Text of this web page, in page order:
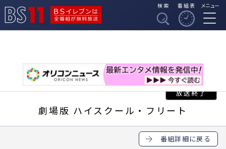
BSイレブンは全番組
検索 番組表 メニュー
劇場版 ハイスクール・フリート
番組詳細に戻る